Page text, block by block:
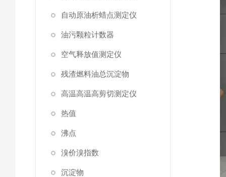
自动原油析蜡点测定仪
油污颗粒计数器
空气释放值测定仪
残渣燃料油总沉淀物
高温高温高剪切测定仪
热值
沸点
溴价溴指数
沉淀物